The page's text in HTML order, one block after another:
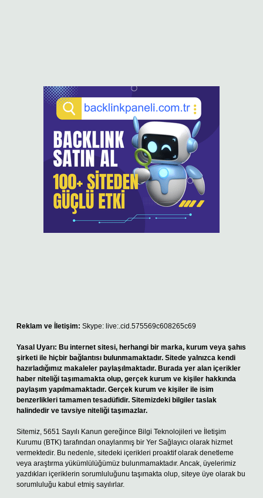
Reklam ve İletişim: Skype: live:.cid.575569c608265c69
Yasal Uyarı: Bu internet sitesi, herhangi bir marka, kurum veya şahıs
şirketi ile hiçbir bağlantısı bulunmamaktadır. Sitede yalnızca kendi
hazırladığımız makaleler paylaşılmaktadır. Burada yer alan içerikler
haber niteliği taşımamakta olup, gerçek kurum ve kişiler hakkında
paylaşım yapılmamaktadır. Gerçek kurum ve kişiler ile isim
benzerlikleri tamamen tesadüfidir. Sitemizdeki bilgiler taslak
halindedir ve tavsiye niteliği taşımazlar.
Sitemiz, 5651 Sayılı Kanun gereğince Bilgi Teknolojileri ve İletişim
Kurumu (BTK) tarafından onaylanmış bir Yer Sağlayıcı olarak hizmet
vermektedir. Bu nedenle, sitedeki içerikleri proaktif olarak denetleme
veya araştırma yükümlülüğümüz bulunmamaktadır. Ancak, üyelerimiz
yazdıkları içeriklerin sorumluluğunu taşımakta olup, siteye üye olarak bu
sorumluluğu kabul etmiş sayılırlar.